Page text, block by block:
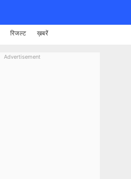
रिजल्ट ख़बरें
Advertisement